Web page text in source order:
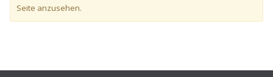
Seite anzusehen.